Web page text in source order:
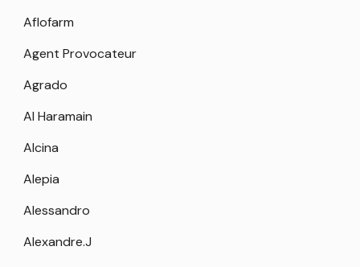
Aflofarm
Agent Provocateur
Agrado
Al Haramain
Alcina
Alepia
Alessandro
Alexandre.J